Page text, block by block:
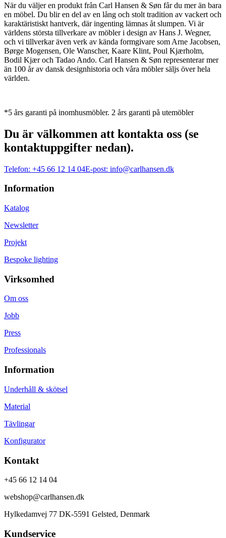
När du väljer en produkt från Carl Hansen & Søn får du mer än bara
en möbel. Du blir en del av en lång och stolt tradition av vackert och
karaktäristiskt hantverk, där ingenting lämnas åt slumpen. Vi är
världens största tillverkare av möbler i design av Hans J. Wegner,
och vi tillverkar även verk av kända formgivare som Arne Jacobsen,
Børge Mogensen, Ole Wanscher, Kaare Klint, Poul Kjærholm,
Bodil Kjær och Tadao Ando. Carl Hansen & Søn representerar mer
än 100 år av dansk designhistoria och våra möbler säljs över hela
världen.
*5 års garanti på inomhusmöbler. 2 års garanti på utemöbler
Du är välkommen att kontakta oss (se
kontaktuppgifter nedan).
Telefon: +45 66 12 14 04E-post: info@carlhansen.dk
Information
Katalog
Newsletter
Projekt
Bespoke lighting
Virksomhed
Om oss
Jobb
Press
Professionals
Information
Underhåll & skötsel
Material
Tävlingar
Konfigurator
Kontakt
+45 66 12 14 04
webshop@carlhansen.dk
Hylkedamvej 77 DK-5591 Gelsted, Denmark
Kundservice